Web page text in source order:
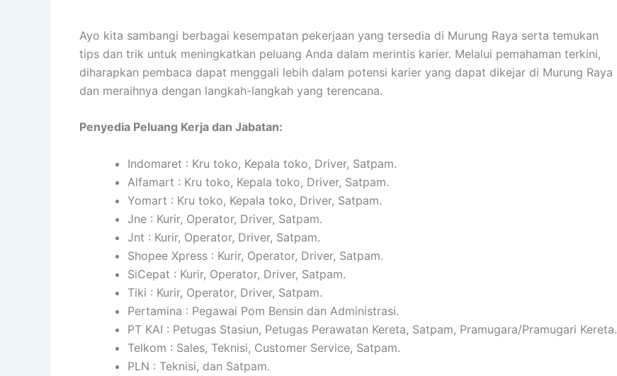
Ayo kita sambangi berbagai kesempatan pekerjaan yang tersedia di Murung Raya serta temukan
tips dan trik untuk meningkatkan peluang Anda dalam merintis karier. Melalui pemahaman terkini,
diharapkan pembaca dapat menggali lebih dalam potensi karier yang dapat dikejar di Murung Raya
dan meraihnya dengan langkah-langkah yang terencana.
Penyedia Peluang Kerja dan Jabatan:
Indomaret : Kru toko, Kepala toko, Driver, Satpam.
Alfamart : Kru toko, Kepala toko, Driver, Satpam.
Yomart : Kru toko, Kepala toko, Driver, Satpam.
Jne : Kurir, Operator, Driver, Satpam.
Jnt : Kurir, Operator, Driver, Satpam.
Shopee Xpress : Kurir, Operator, Driver, Satpam.
SiCepat : Kurir, Operator, Driver, Satpam.
Tiki : Kurir, Operator, Driver, Satpam.
Pertamina : Pegawai Pom Bensin dan Administrasi.
PT KAI : Petugas Stasiun, Petugas Perawatan Kereta, Satpam, Pramugara/Pramugari Kereta.
Telkom : Sales, Teknisi, Customer Service, Satpam.
PLN : Teknisi, dan Satpam.